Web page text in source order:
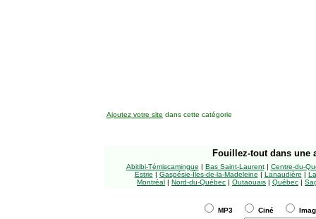
Ajoutez votre site dans cette catégorie
Fouillez-tout dans une
Abitibi-Témiscamingue | Bas Saint-Laurent| Centre-du-
Estrie | Gaspésie-Îles-de-la-Madeleine | Lanaudière |
Montréal | Nord-du-Québec | Outaouais | Québec |
MP3 Ciné